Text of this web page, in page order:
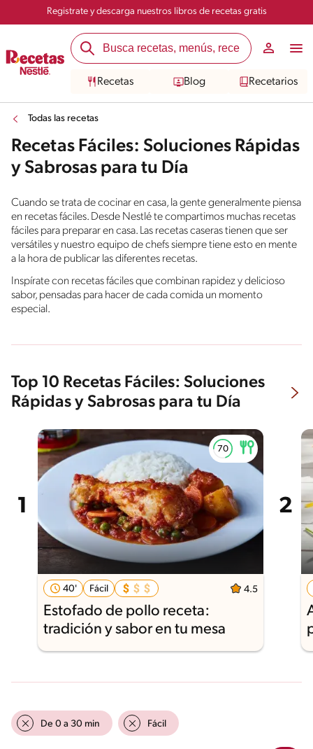
Registrate y descarga nuestros libros de recetas gratis
Recetas Blog Recetarios
Todas las recetas
Recetas Fáciles: Soluciones Rápidas
y Sabrosas para tu Día
Cuando se trata de cocinar en casa, la gente generalmente piensa
en recetas fáciles. Desde Nestlé te compartimos muchas recetas
fáciles para preparar en casa. Las recetas caseras tienen que ser
versátiles y nuestro equipo de chefs siempre tiene esto en mente
a la hora de publicar las diferentes recetas.
Inspírate con recetas fáciles que combinan rapidez y delicioso
sabor, pensadas para hacer de cada comida un momento
especial.
Top 10 Recetas Fáciles: Soluciones
Rápidas y Sabrosas para tu Día
40' Fácil 4.5
Estofado de pollo receta:
tradición y sabor en tu mesa
De 0 a 30 min Fácil